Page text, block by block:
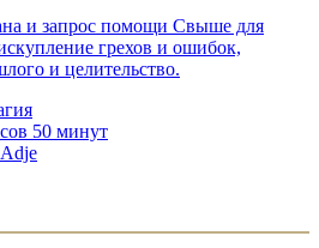
и запрос помощи Свыше для
грехов и ошибок,
и целительство.
50 минут